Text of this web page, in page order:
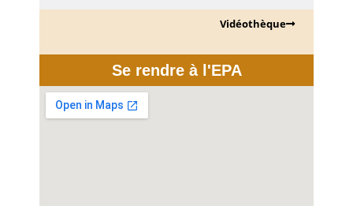
Vidéothèque
Se rendre à l'EPA